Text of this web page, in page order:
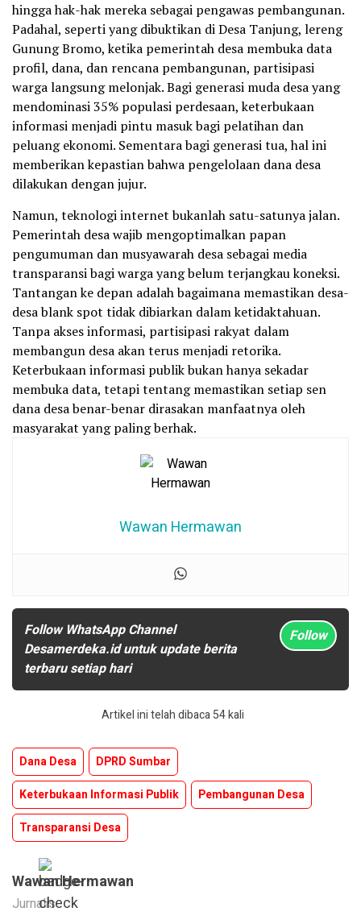
hingga hak-hak mereka sebagai pengawas pembangunan.
Padahal, seperti yang dibuktikan di Desa Tanjung, lereng
Gunung Bromo, ketika pemerintah desa membuka data
profil, dana, dan rencana pembangunan, partisipasi
warga langsung melonjak. Bagi generasi muda desa yang
mendominasi 35% populasi perdesaan, keterbukaan
informasi menjadi pintu masuk bagi pelatihan dan
peluang ekonomi. Sementara bagi generasi tua, hal ini
memberikan kepastian bahwa pengelolaan dana desa
dilakukan dengan jujur.
Namun, teknologi internet bukanlah satu-satunya jalan.
Pemerintah desa wajib mengoptimalkan papan
pengumuman dan musyawarah desa sebagai media
transparansi bagi warga yang belum terjangkau koneksi.
Tantangan ke depan adalah bagaimana memastikan desa-
desa blank spot tidak dibiarkan dalam ketidaktahuan.
Tanpa akses informasi, partisipasi rakyat dalam
membangun desa akan terus menjadi retorika.
Keterbukaan informasi publik bukan hanya sekadar
membuka data, tetapi tentang memastikan setiap sen
dana desa benar-benar dirasakan manfaatnya oleh
masyarakat yang paling berhak.
Wawan Hermawan
Follow WhatsApp Channel
Desamerdeka.id untuk update berita
terbaru setiap hari
Follow
Artikel ini telah dibaca 54 kali
Dana Desa
DPRD Sumbar
Keterbukaan Informasi Publik
Pembangunan Desa
Transparansi Desa
Wawan Hermawan
Jurnalis